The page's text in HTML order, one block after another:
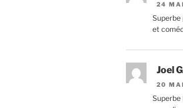
24
Superbe
et
Joel
20
Superbe